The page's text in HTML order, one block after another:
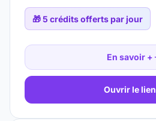
🎁5 crédits offerts par jour
En savoir +
Ouvrir le lien